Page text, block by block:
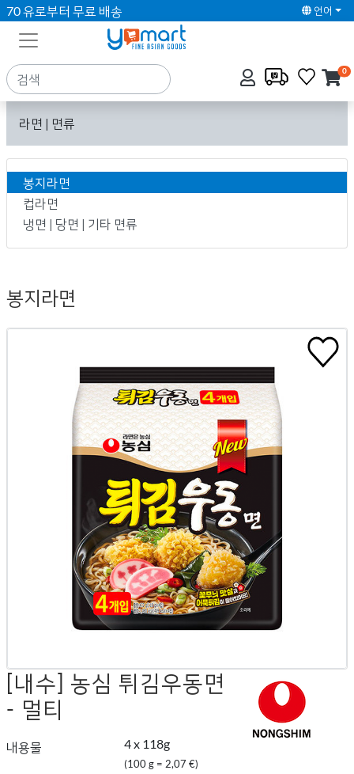
70 유로부터 무료 배송 언어
0
라면 | 면류
봉지라면
컵라면
냉면 | 당면 | 기타 면류
봉지라면
[내수] 농심 튀김우동면
- 멀티
내용물 4 x 118g
(100 g = 2,07 €)